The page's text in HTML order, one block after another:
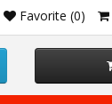
Favorite (0)